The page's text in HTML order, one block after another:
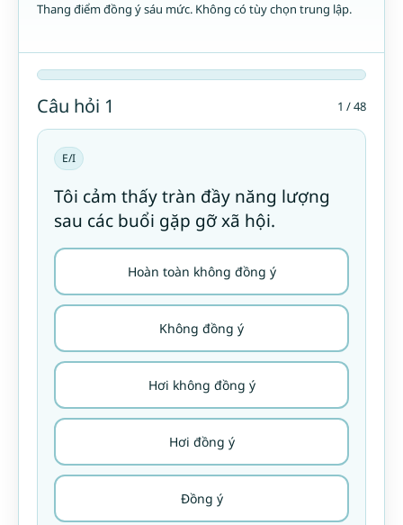
Thang điểm đồng ý sáu mức. Không có tùy chọn trung lập.
Câu hỏi 1 1 / 48
E/I
Tôi cảm thấy tràn đầy năng lượng
sau các buổi gặp gỡ xã hội.
Hoàn toàn không đồng ý
Không đồng ý
Hơi không đồng ý
Hơi đồng ý
Đồng ý